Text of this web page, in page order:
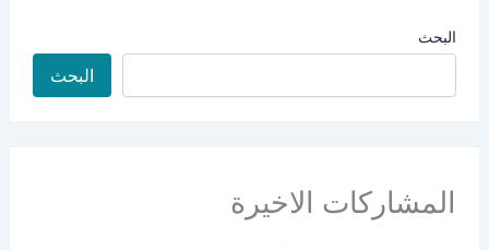
البحث
البحث
المشاركات الاخيرة